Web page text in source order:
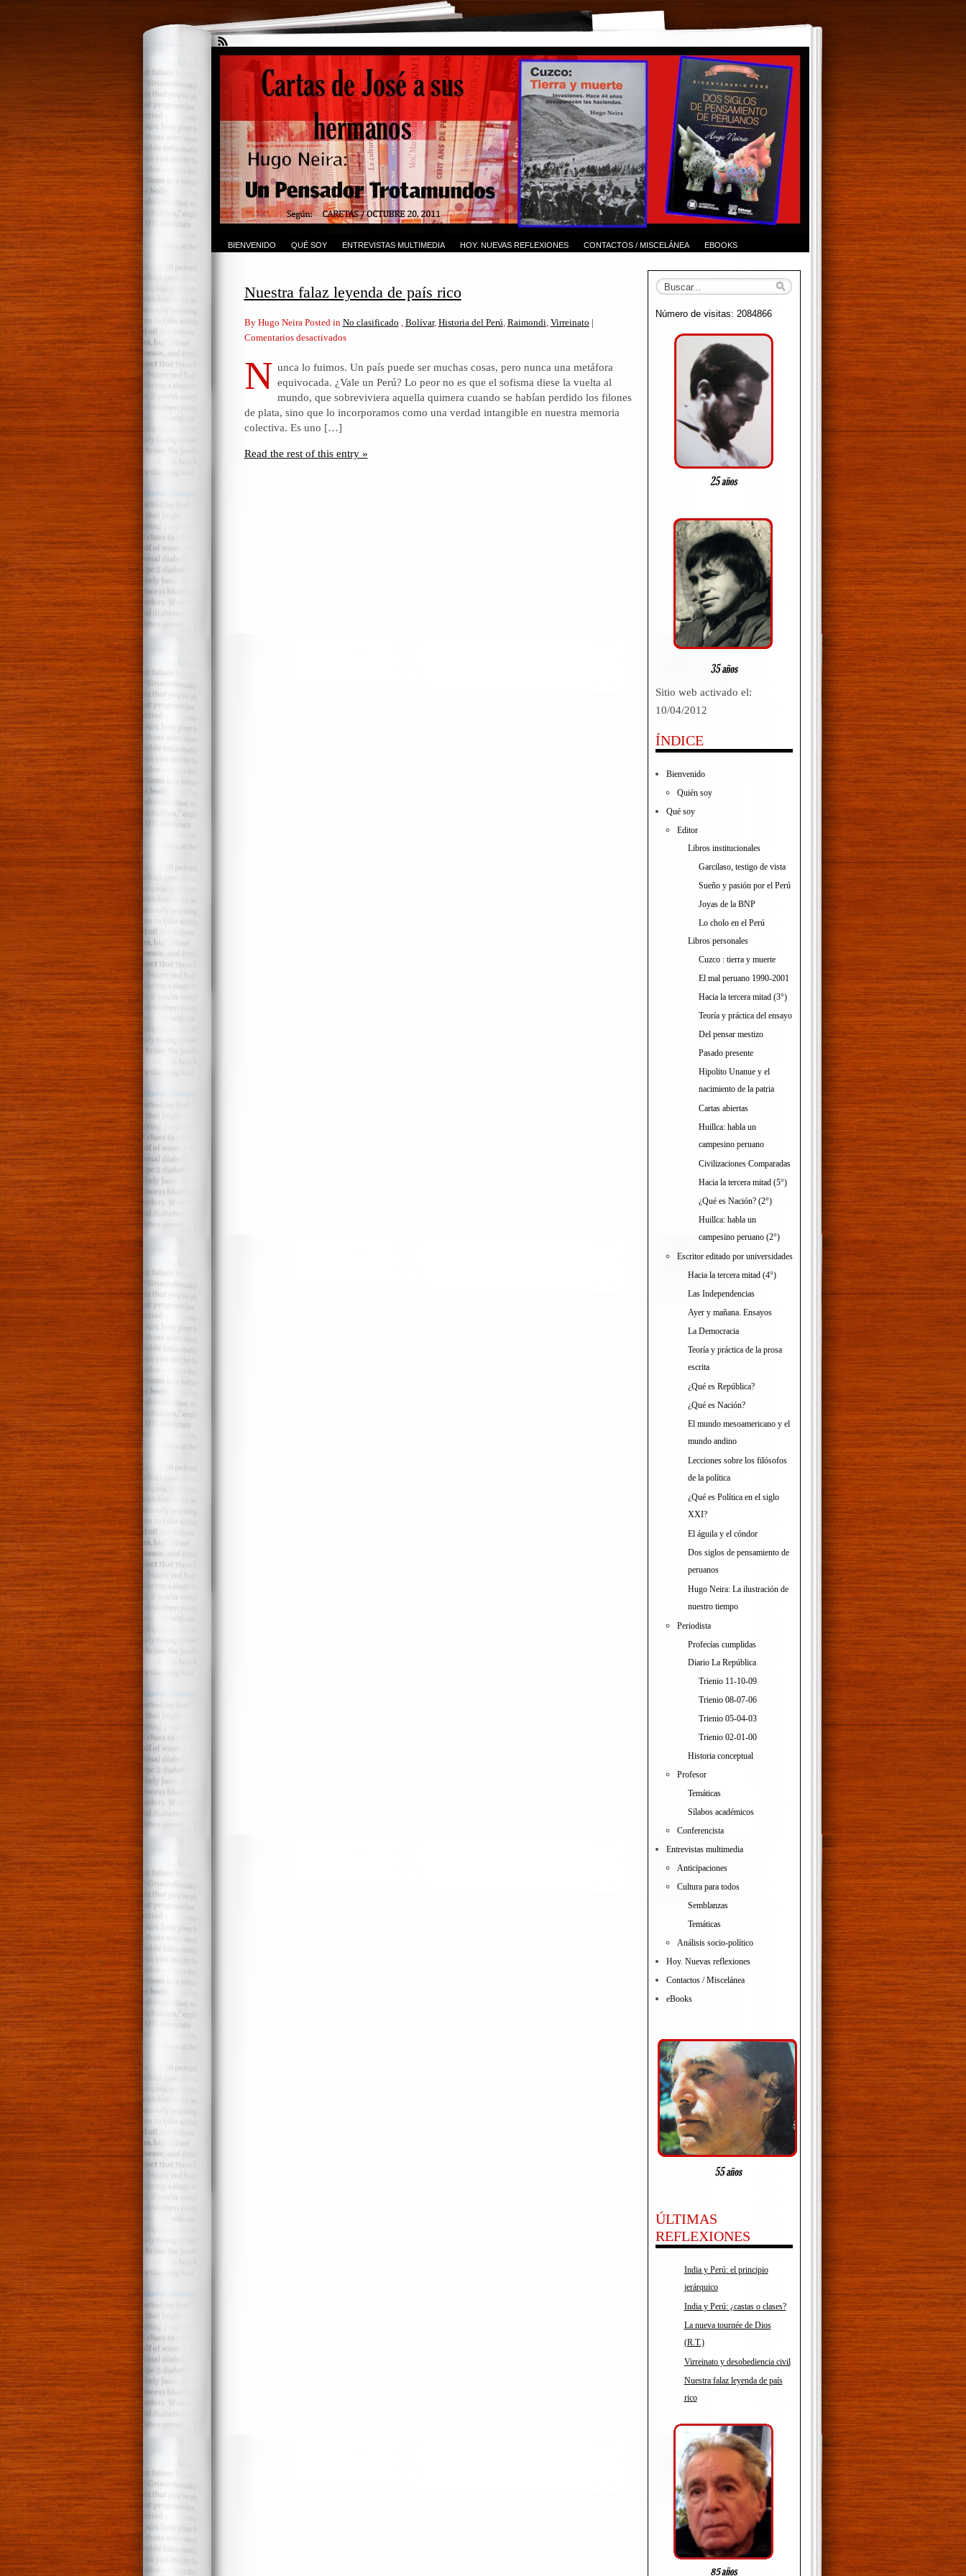
BIENVENIDO QUÉ SOY ENTREVISTAS MULTIMEDIA HOY. NUEVAS REFLEXIONES CONTACTOS / MISCELÁNEA EBOOKS
Nuestra falaz leyenda de país rico
By Hugo Neira Posted in No clasificado , Bolívar, Historia del Perú, Raimondi, Virreinato |
Comentarios desactivadosen
falaz
leyenda
de
país
N unca lo fuimos. Un país puede ser muchas cosas, pero nunca una metáfora
equivocada. ¿Vale un Perú? Lo peor no es que el sofisma diese la vuelta al
mundo, que sobreviviera aquella quimera cuando se habían perdido los filones
de plata, sino que lo incorporamos como una verdad intangible en nuestra memoria
colectiva. Es uno […]
Read the rest of this entry »
Número de visitas: 2084866
Sitio web activado el:
10/04/2012
ÍNDICE
Bienvenido
Quién soy
Qué soy
Editor
Libros institucionales
Garcilaso, testigo de vista
Sueño y pasión por el Perú
Joyas de la BNP
Lo cholo en el Perú
Libros personales
Cuzco : tierra y muerte
El mal peruano 1990-2001
Hacia la tercera mitad (3°)
Teoría y práctica del ensayo
Del pensar mestizo
Pasado presente
Hipolito Unanue y el
nacimiento de la patria
Cartas abiertas
Huillca: habla un
campesino peruano
Civilizaciones Comparadas
Hacia la tercera mitad (5°)
¿Qué es Nación? (2°)
Huillca: habla un
campesino peruano (2°)
Escritor editado por universidades
Hacia la tercera mitad (4°)
Las Independencias
Ayer y mañana. Ensayos
La Democracia
Teoría y práctica de la prosa
escrita
¿Qué es República?
¿Qué es Nación?
El mundo mesoamericano y el
mundo andino
Lecciones sobre los filósofos
de la política
¿Qué es Política en el siglo
XXI?
El águila y el cóndor
Dos siglos de pensamiento de
peruanos
Hugo Neira: La ilustración de
nuestro tiempo
Periodista
Profecías cumplidas
Diario La República
Trienio 11-10-09
Trienio 08-07-06
Trienio 05-04-03
Trienio 02-01-00
Historia conceptual
Profesor
Temáticas
Sílabos académicos
Conferencista
Entrevistas multimedia
Anticipaciones
Cultura para todos
Semblanzas
Temáticas
Análisis socio-político
Hoy. Nuevas reflexiones
Contactos / Miscelánea
eBooks
ÚLTIMAS
REFLEXIONES
India y Perú: el principio
jerárquico
India y Perú: ¿castas o clases?
La nueva tournée de Dios
(R.T.)
Virreinato y desobediencia civil
Nuestra falaz leyenda de país
rico